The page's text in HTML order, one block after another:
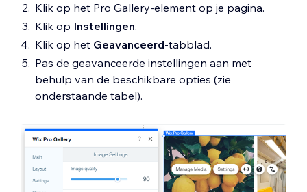
Klik op het Pro Gallery-element op je pagina.
Klik op Instellingen.
Klik op het Geavanceerd-tabblad.
Pas de geavanceerde instellingen aan met
behulp van de beschikbare opties (zie
onderstaande tabel).